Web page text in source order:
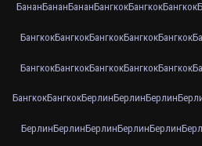
БананБананБананБангкокБангкокБангкок
БангкокБангкокБангкокБангкокБангкок
БангкокБангкокБангкокБангкокБангкок
БангкокБангкокБерлинБерлинБерлин
БерлинБерлинБерлинБерлинБерлин